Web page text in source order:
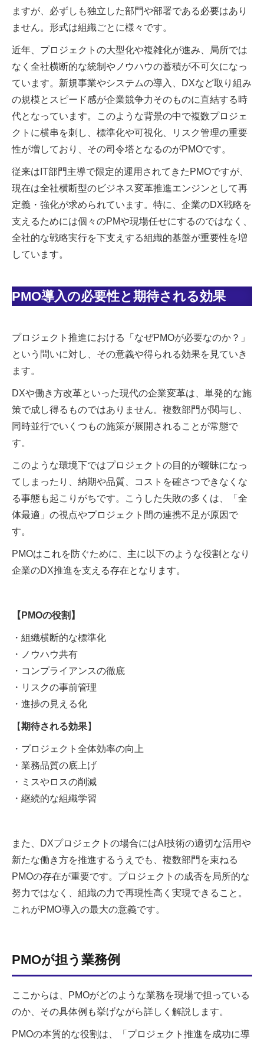
ますが、必ずしも独立した部門や部署である必要はあり
ません。形式は組織ごとに様々です。
近年、プロジェクトの大型化や複雑化が進み、局所では
なく全社横断的な統制やノウハウの蓄積が不可欠になっ
ています。新規事業やシステムの導入、DXなど取り組み
の規模とスピード感が企業競争力そのものに直結する時
代となっています。このような背景の中で複数プロジェ
クトに横串を刺し、標準化や可視化、リスク管理の重要
性が増しており、その司令塔となるのがPMOです。
従来は IT部門主導で限定的運用されてきた PMOですが、
現在は全社横断型のビジネス変革推進エンジンとして再
定義・強化が求められています。 特に、企業のDX戦略を
支えるためには個々のPMや現場任せにするのではなく、
全社的な戦略実行を下支えする組織的基盤が重要性を増
しています。
PMO導入の必要性と期待される効果
プロジェクト推進における「なぜPMOが必要なのか？」
という問いに対し、その意義や得られる効果を見ていき
ます。
DXや働き方改革といった現代の企業変革は、単発的な施
策で成し得るものではありません。複数部門が関与し、
同時並行でいくつもの施策が展開されることが常態で
す。
このような環境下ではプロジェクトの目的が曖昧になっ
てしまったり、納期や品質、コストを確さつできなくな
る事態も起こりがちです。こうした失敗の多くは、「全
体最適」の視点やプロジェクト間の連携不足が原因で
す。
PMOはこれを防ぐために、主に以下のような役割となり
企業のDX推進を支える存在となります。
【PMOの役割】
・組織横断的な標準化
・ノウハウ共有
・コンプライアンスの徹底
・リスクの事前管理
・進捗の見える化
【期待される効果】
・プロジェクト全体効率の向上
・業務品質の底上げ
・ミスやロスの削減
・継続的な組織学習
また、DXプロジェクトの場合にはAI技術の適切な活用や
新たな働き方を推進するうえでも、複数部門を束ねる
PMOの存在が重要です。プロジェクトの成否を局所的な
努力ではなく、組織の力で再現性高く実現できること。
これがPMO導入の最大の意義です。
PMOが担う業務例
ここからは、PMOがどのような業務を現場で担っている
のか、その具体例も挙げながら詳しく解説します。
PMOの本質的な役割は、「プロジェクト推進を成功に導